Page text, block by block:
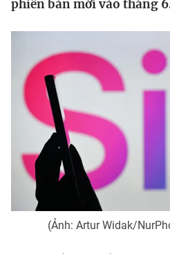
Câu chuyện quốc tế
Kinh tế
Tài chính
Thị trường
Góc doanh nghiệp
Dữ liệu và đời sống
Truyền hình
Phim VTV
Hậu trường
Nhân vật
Khán giả
Giải trí
Điện ảnh
Âm nhạc
Đời sống
Giáo dục
phiên bản mới vào tháng
(Ảnh: Artur Widak/